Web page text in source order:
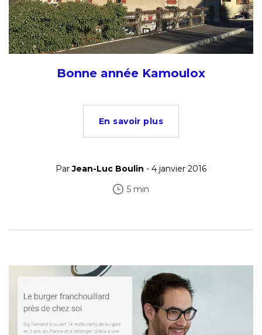
Bonne année Kamoulox
En savoir plus
ParJean-Luc Boulin - 4 janvier 2016
5 min